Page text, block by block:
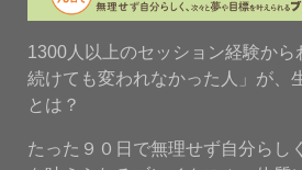
1300人以上のセッション経験から
続けても変われなかった人」が、
とは？
たった９０日で無理せず自分らし